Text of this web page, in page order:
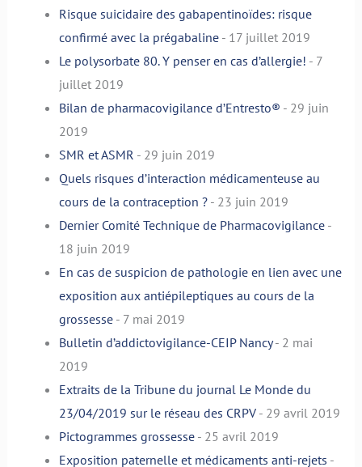
Risque suicidaire des gabapentinoïdes: risque
confirmé avec la prégabaline- 17 juillet 2019
Le polysorbate 80. Y penser en cas d’allergie! - 7
juillet 2019
Bilan de pharmacovigilance d’Entresto® - 29 juin
2019
SMR et ASMR - 29 juin 2019
Quels risques d’interaction médicamenteuse au
cours de la contraception ?- 23 juin 2019
Dernier Comité Technique de Pharmacovigilance-
18 juin 2019
En cas de suspicion de pathologie en lien avec une
exposition aux antiépileptiques au cours de la
grossesse- 7 mai 2019
Bulletin d’addictovigilance-CEIP Nancy- 2 mai
2019
Extraits de la Tribune du journal Le Monde du
23/04/2019 sur le réseau des CRPV- 29 avril 2019
Pictogrammes grossesse- 25 avril 2019
Exposition paternelle et médicaments anti-rejets -